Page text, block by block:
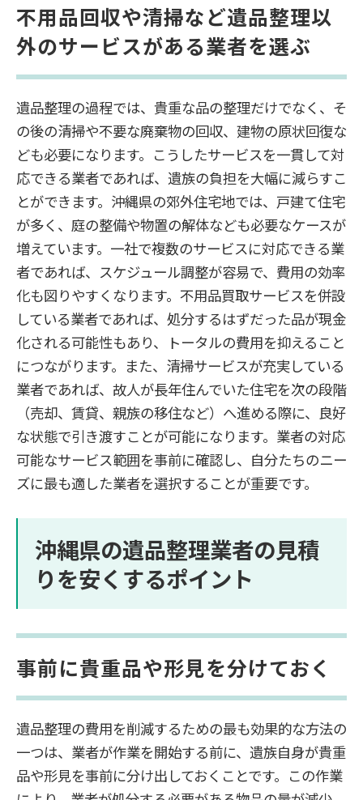
不用品回収や清掃など遺品整理以
外のサービスがある業者を選ぶ
遺品整理の過程では、貴重な品の整理だけでなく、そ
の後の清掃や不要な廃棄物の回収、建物の原状回復な
ども必要になります。こうしたサービスを一貫して対
応できる業者であれば、遺族の負担を大幅に減らすこ
とができます。沖縄県の郊外住宅地では、戸建て住宅
が多く、庭の整備や物置の解体なども必要なケースが
増えています。一社で複数のサービスに対応できる業
者であれば、スケジュール調整が容易で、費用の効率
化も図りやすくなります。不用品買取サービスを併設
している業者であれば、処分するはずだった品が現金
化される可能性もあり、トータルの費用を抑えること
につながります。また、清掃サービスが充実している
業者であれば、故人が長年住んでいた住宅を次の段階
（売却、賃貸、親族の移住など）へ進める際に、良好
な状態で引き渡すことが可能になります。業者の対応
可能なサービス範囲を事前に確認し、自分たちのニー
ズに最も適した業者を選択することが重要です。
沖縄県の遺品整理業者の見積
りを安くするポイント
事前に貴重品や形見を分けておく
遺品整理の費用を削減するための最も効果的な方法の
一つは、業者が作業を開始する前に、遺族自身が貴重
品や形見を事前に分け出しておくことです。この作業